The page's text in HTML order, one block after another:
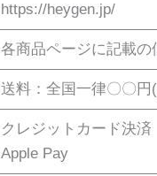
https://heygen.jp/
各商品ページに記載の
送料：全国一律〇〇円
クレジットカード決済
Apple Pay